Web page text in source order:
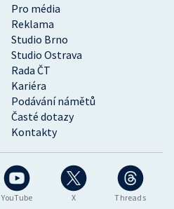
YouTube X Threads
Pro média
Reklama
Studio Brno
Studio Ostrava
Rada ČT
Kariéra
Podávání námětů
Časté dotazy
Kontakty